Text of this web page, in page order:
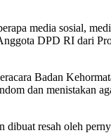
media sosial,
DPD RI dari
Badan
dan menistakan
resah oleh